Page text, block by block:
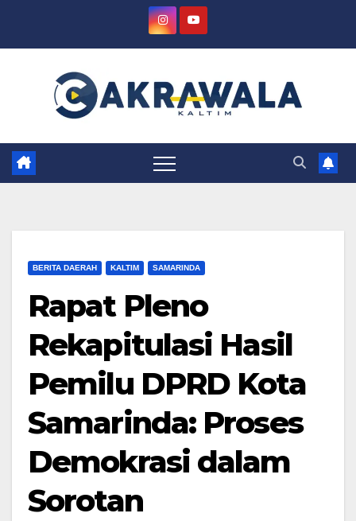
BERITA DAERAH KALTIM SAMARINDA
Rapat Pleno
Rekapitulasi Hasil
Pemilu DPRD Kota
Samarinda: Proses
Demokrasi dalam
Sorotan